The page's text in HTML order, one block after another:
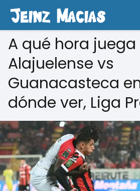
A qué hora juega
Alajuelense vs
Guanacasteca
dónde ver, Liga